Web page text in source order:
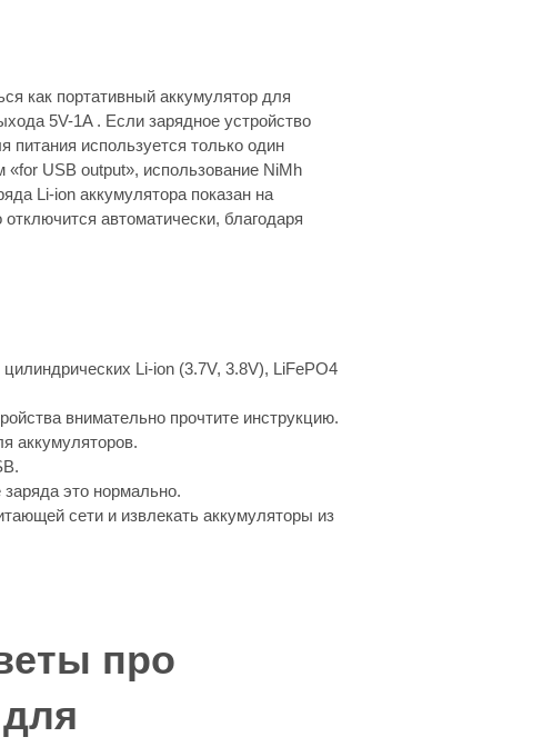
как портативный аккумулятор для
5V-1A . Если зарядное устройство
питания используется только один
«for USB output», использование NiMh
Li-ion аккумулятора показан на
автоматически, благодаря
Li-ion (3.7V, 3.8V), LiFePO4
внимательно прочтите инструкцию.
аккумуляторов.
это нормально.
сети и извлекать аккумуляторы из
про